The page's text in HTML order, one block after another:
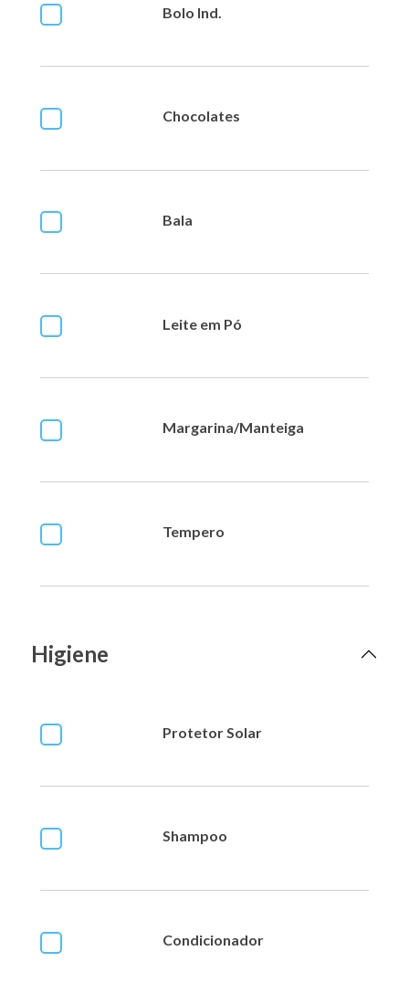
Bolo Ind.
Chocolates
Bala
Leite em Pó
Margarina/Manteiga
Tempero
Higiene
Protetor Solar
Shampoo
Condicionador